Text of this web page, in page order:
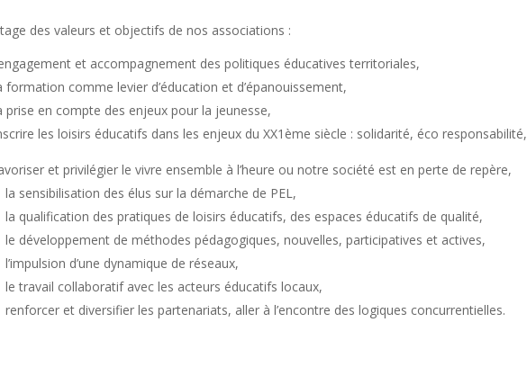
des valeurs et objectifs de nos associations :
et accompagnement des politiques éducatives territoriales,
formation comme levier d’éducation et d’épanouissement,
prise en compte des enjeux pour la jeunesse,
les loisirs éducatifs dans les enjeux du XX1ème siècle : solidarité, éco responsabilité,
et privilégier le vivre ensemble à l’heure ou notre société est en perte de repère,
la sensibilisation des élus sur la démarche de PEL,
la qualification des pratiques de loisirs éducatifs, des espaces éducatifs de qualité,
le développement de méthodes pédagogiques, nouvelles, participatives et actives,
l’impulsion d’une dynamique de réseaux,
le travail collaboratif avec les acteurs éducatifs locaux,
renforcer et diversifier les partenariats, aller à l’encontre des logiques concurrentielles.